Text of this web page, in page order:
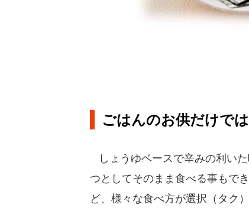
ごはんのお供だけで
しょうゆベースで辛みの利い
つとしてそのまま食べる事もで
ど、様々な食べ方が選択（タク